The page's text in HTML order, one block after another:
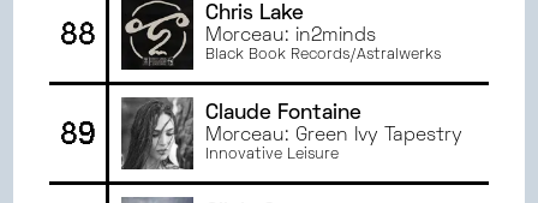
88
Chris Lake
Morceau: in2minds
Black Book Records/Astralwerks
89
Claude Fontaine
Morceau: Green Ivy Tapestry
Innovative Leisure